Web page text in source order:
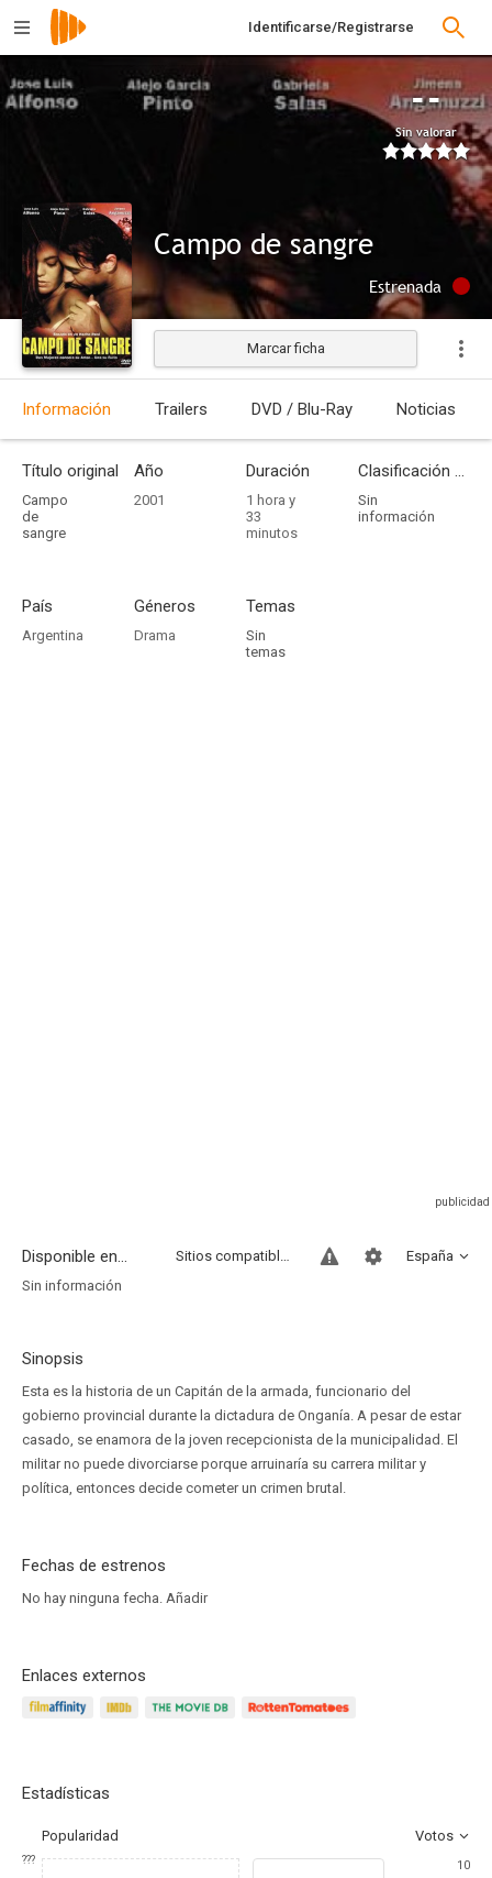
Identificarse/Registrarse
--
Sin valorar
Campo de sangre
Estrenada
Marcar ficha
Información Trailers DVD / Blu-Ray Noticias
Título original
Campo
de
sangre
Año
2001
Duración
1 hora y
33
minutos
Clasificación por edades
Sin
información
País
Argentina
Géneros
Drama
Temas
Sin
temas
Disponible en... España
Sitios compatibles
Sin información
Sinopsis
Esta es la historia de un Capitán de la armada, funcionario del
gobierno provincial durante la dictadura de Onganía. A pesar de estar
casado, se enamora de la joven recepcionista de la municipalidad. El
militar no puede divorciarse porque arruinaría su carrera militar y
política, entonces decide cometer un crimen brutal.
Fechas de estrenos
No hay ninguna fecha. Añadir
Enlaces externos
Estadísticas
Popularidad Votos
???
10